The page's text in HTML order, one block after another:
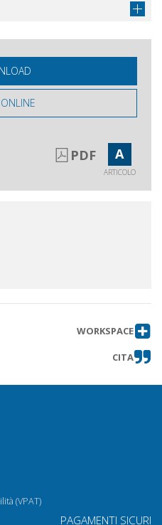
PDF A
ARTICOLO
WORKSPACE
CITA
(VPAT)
PAGAMENTI SICURI